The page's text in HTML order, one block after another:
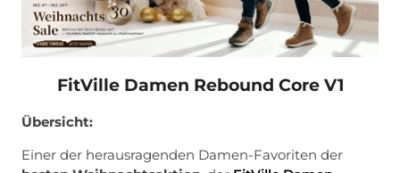
FitVille Damen Rebound Core V1
Übersicht:
Einer der herausragenden Damen-Favoriten der